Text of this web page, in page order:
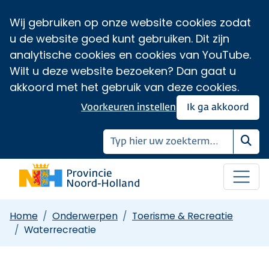
Wij gebruiken op onze website cookies zodat
u de website goed kunt gebruiken. Dit zijn
analytische cookies en cookies van YouTube.
Wilt u deze website bezoeken? Dan gaat u
akkoord met het gebruik van deze cookies.
Ik ga akkoord
Voorkeuren instellen
Home Onderwerpen
Toerisme & Recreatie
Waterrecreatie